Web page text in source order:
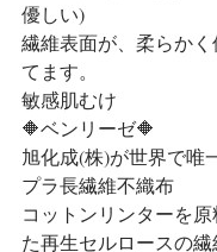
優しい)
繊維表面が、柔らか
てます。
敏感肌むけ
🔶ベンリーゼ🔶
旭化成(株)が世界で唯
プラ長繊維不織布
コットンリンターを
た再生セルロースの